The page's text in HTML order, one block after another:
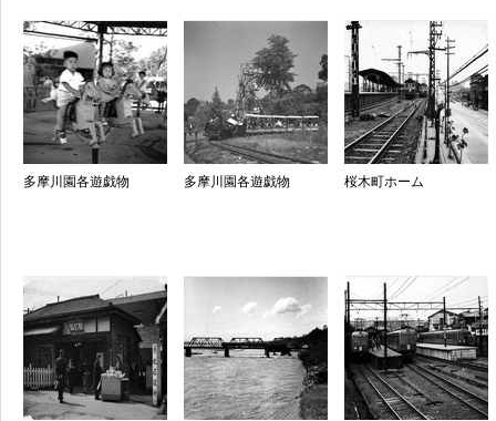
多摩川園各遊戯物 多摩川園各遊戯物 桜木町ホーム